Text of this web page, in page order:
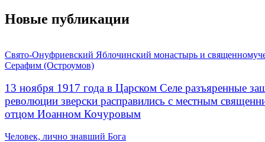
Новые публикации
Свято-Онуфриевский Яблочинский монастырь и
Серафим (Остроумов)
13 ноября 1917 года в Царском Селе разъяренные
революции зверски расправились с местным
отцом Иоанном Кочуровым
Человек, лично знавший Бога